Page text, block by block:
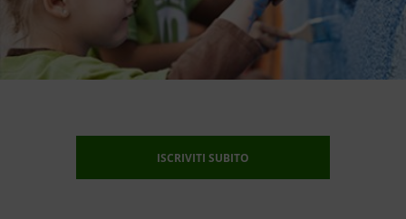
ISCRIVITI SUBITO